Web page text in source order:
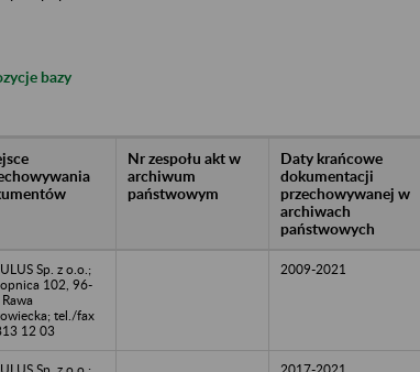
bazy
Nr zespołu akt w
archiwum
państwowym
Daty krańcowe
dokumentacji
przechowywanej w
archiwach
państwowych
Sp. z o.o.;
102, 96-
tel./fax
12 03
2009-2021